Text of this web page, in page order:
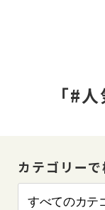
「#
カテゴリーで